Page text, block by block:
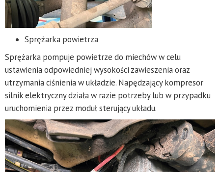
Sprężarka powietrza
Sprężarka pompuje powietrze do miechów w celu
ustawienia odpowiedniej wysokości zawieszenia oraz
utrzymania ciśnienia w układzie. Napędzający kompresor
silnik elektryczny działa w razie potrzeby lub w przypadku
uruchomienia przez moduł sterujący układu.